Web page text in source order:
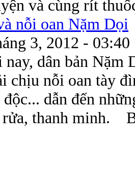
và cùng rít
nỗi oan Nặm Dọi
3, 2012 - 03:40
nay, dân bản
chịu nỗi oan tày
dẫn đến
rửa, thanh minh.